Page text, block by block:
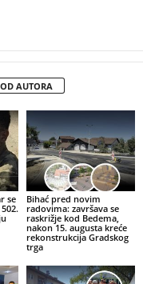
AUTORA
se
Bihać pred novim
radovima: završava se
raskrižje kod Bedema,
nakon 15. augusta kreće
rekonstrukcija Gradskog
trga